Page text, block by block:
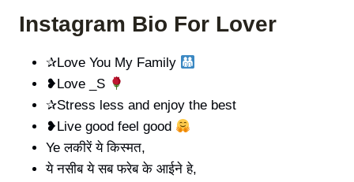
Instagram Bio For Lover
✰Love You My Family
❥Love _S
✰Stress less and enjoy the best
❥Live good feel good
Ye लकीरें ये किस्मत,
ये नसीब ये सब फरेब के आईने हे,